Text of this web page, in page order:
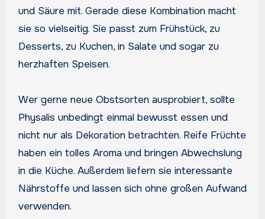
und Säure mit. Gerade diese Kombination macht
sie so vielseitig. Sie passt zum Frühstück, zu
Desserts, zu Kuchen, in Salate und sogar zu
herzhaften Speisen.
Wer gerne neue Obstsorten ausprobiert, sollte
Physalis unbedingt einmal bewusst essen und
nicht nur als Dekoration betrachten. Reife Früchte
haben ein tolles Aroma und bringen Abwechslung
in die Küche. Außerdem liefern sie interessante
Nährstoffe und lassen sich ohne großen Aufwand
verwenden.